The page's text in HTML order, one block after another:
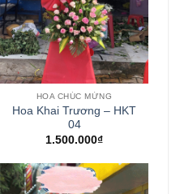
HOA CHÚC MỪNG
Hoa Khai Trương – HKT
04
1.500.000₫